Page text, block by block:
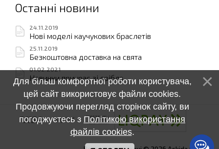
Останні новини
24.11.2019
Нові моделі каучукових браслетів
25.11.2019
Безкоштовна доставка на свята
01.02.2021
Новинки прикрас зі срібла
Для більш комфортної роботи користувача,
цей сайт використовує файли cookies.
Продовжуючи перегляд сторінок сайту, ви
погоджуєтесь з Політикою використання
файлів cookies.